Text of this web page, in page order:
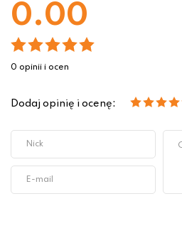
0.00
0 opinii i ocen
Dodaj opinię i ocenę: